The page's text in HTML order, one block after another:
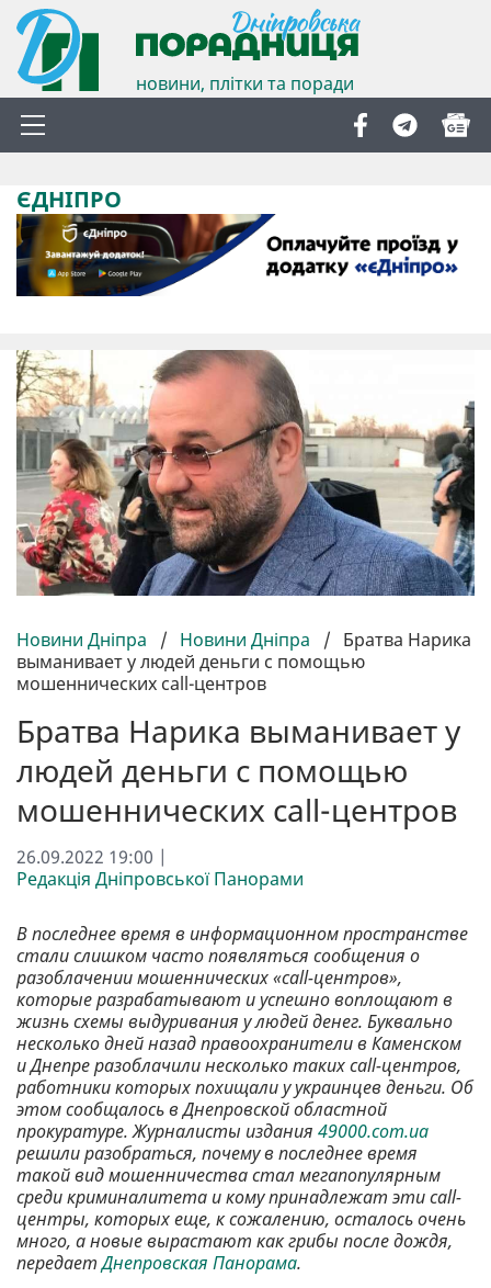
новини, плітки та поради
ЄДНІПРО
Новини Дніпра / Новини Дніпра / Братва Нарика
выманивает у людей деньги с помощью
мошеннических call-центров
Братва Нарика выманивает у
людей деньги с помощью
мошеннических call-центров
26.09.2022 19:00 |
Редакція Дніпровської Панорами
В последнее время в информационном пространстве
стали слишком часто появляться сообщения о
разоблачении мошеннических «call-центров»,
которые разрабатывают и успешно воплощают в
жизнь схемы выдуривания у людей денег. Буквально
несколько дней назад правоохранители в Каменском
и Днепре разоблачили несколько таких call-центров,
работники которых похищали у украинцев деньги. Об
этом сообщалось в Днепровской областной
прокуратуре. Журналисты издания 49000.com.ua
решили разобраться, почему в последнее время
такой вид мошенничества стал мегапопулярным
среди криминалитета и кому принадлежат эти call-
центры, которых еще, к сожалению, осталось очень
много, а новые вырастают как грибы после дождя,
передаетДнепровская Панорама.